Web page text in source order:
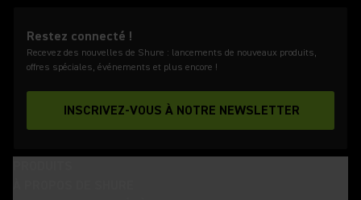
Restez connecté !
Recevez des nouvelles de Shure : lancements de nouveaux produits,
offres spéciales, événements et plus encore !
INSCRIVEZ-VOUS À NOTRE NEWSLETTER